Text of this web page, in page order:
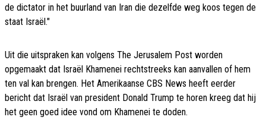
de dictator in het buurland van Iran die dezelfde weg koos tegen de
staat Israël."
Uit die uitspraken kan volgens The Jerusalem Post worden
opgemaakt dat Israël Khamenei rechtstreeks kan aanvallen of hem
ten val kan brengen. Het Amerikaanse CBS News heeft eerder
bericht dat Israël van president Donald Trump te horen kreeg dat hij
het geen goed idee vond om Khamenei te doden.